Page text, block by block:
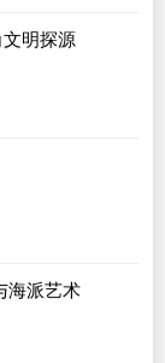
文明探源
海派艺术